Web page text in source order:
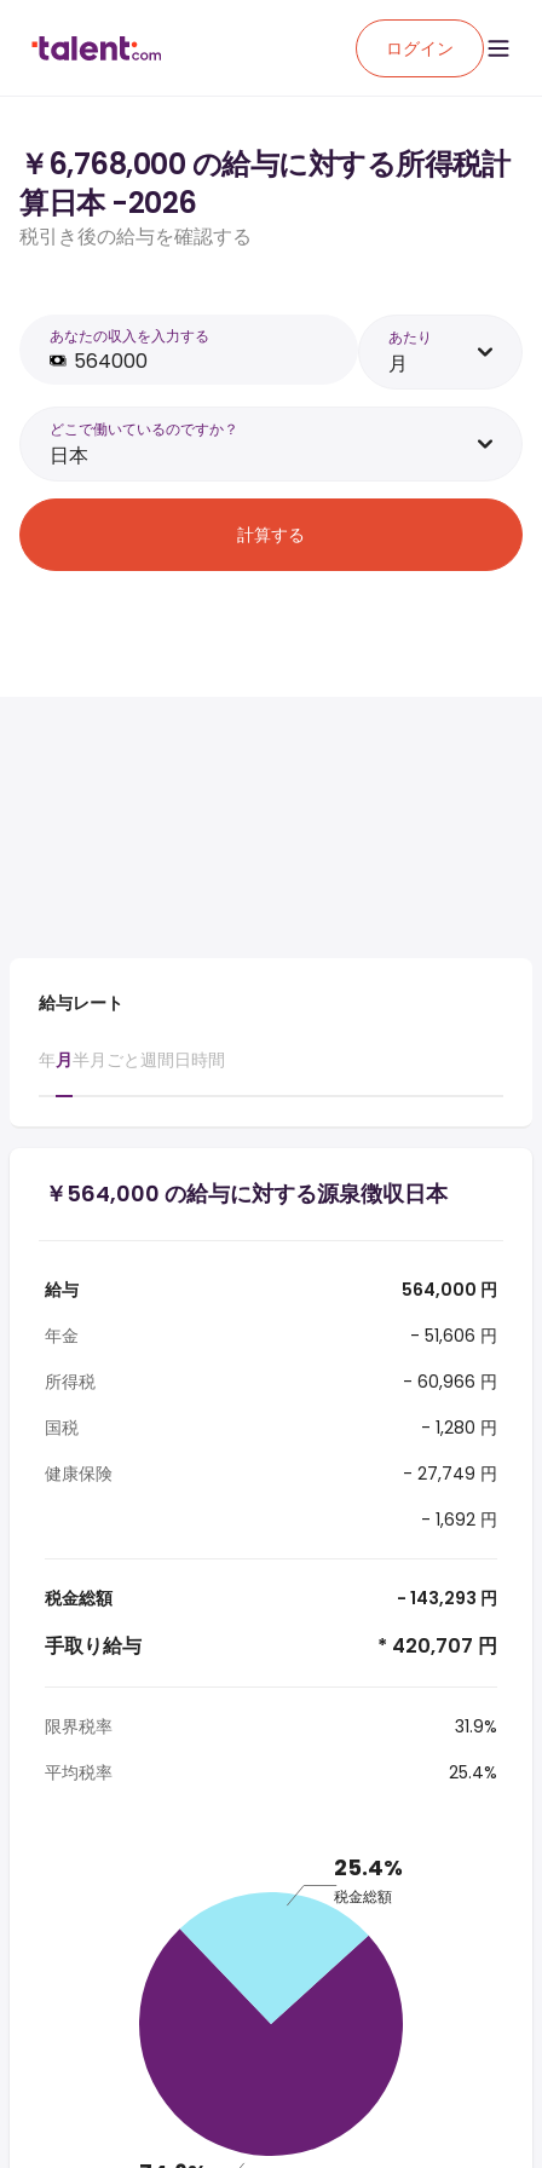
ログイン
￥6,768,000 の給与に対する所得税計
算日本 -2026
税引き後の給与を確認する
あなたの収入を入力する あたり
月
どこで働いているのですか？
日本
計算する
給与レート
年月半月ごと週間日時間
￥564,000 の給与に対する源泉徴収日本
給与
564,000 円
年金
- 51,606 円
所得税
- 60,966 円
国税
- 1,280 円
健康保険
- 27,749 円
- 1,692 円
税金総額 - 143,293 円
手取り給与 * 420,707 円
限界税率
31.9%
平均税率
25.4%
25.4%
税金総額